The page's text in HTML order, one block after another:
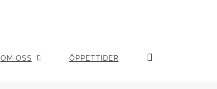
OM OSS ÖPPETTIDER